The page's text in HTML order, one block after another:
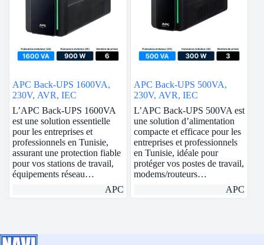
APC Back-UPS 1600VA,
230V, AVR, IEC
L’APC Back-UPS 1600VA
est une solution essentielle
pour les entreprises et
professionnels en Tunisie,
assurant une protection fiable
pour vos stations de travail,
équipements réseau…
APC
APC Back-UPS 500VA,
230V, AVR, IEC
L’APC Back-UPS 500VA est
une solution d’alimentation
compacte et efficace pour les
entreprises et professionnels
en Tunisie, idéale pour
protéger vos postes de travail,
modems/routeurs…
APC